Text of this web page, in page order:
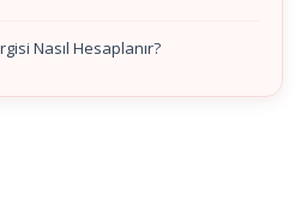
Nasıl Hesaplanır?